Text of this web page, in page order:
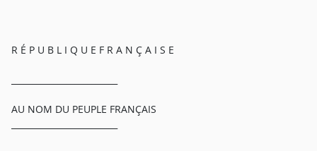
R É P U B L I Q U E F R A N Ç A I S E
AU NOM DU PEUPLE FRANÇAIS